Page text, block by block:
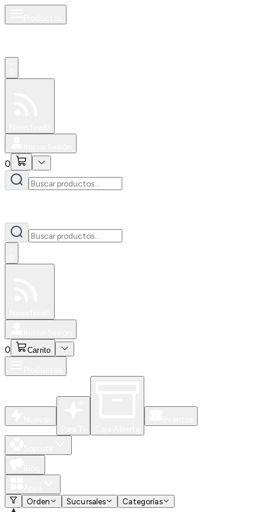
0
0 Carrito
Orden
Sucursales Categorías